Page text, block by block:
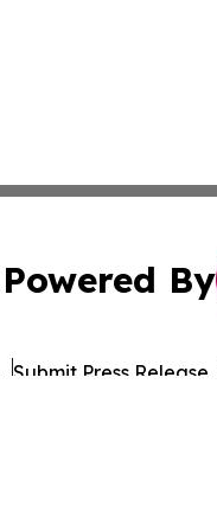
Powered By
Submit Press Release